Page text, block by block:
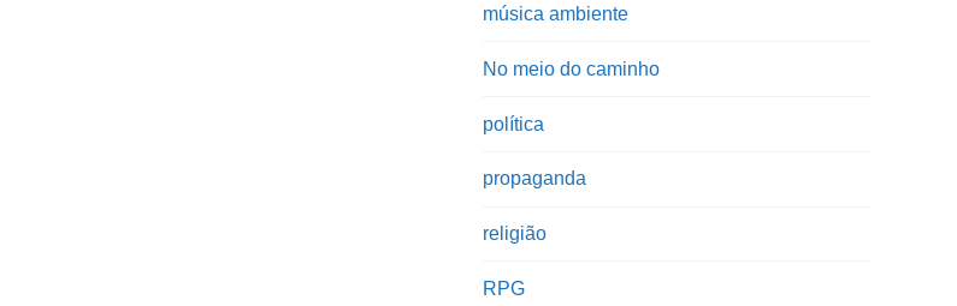
música ambiente
No meio do caminho
política
propaganda
religião
RPG